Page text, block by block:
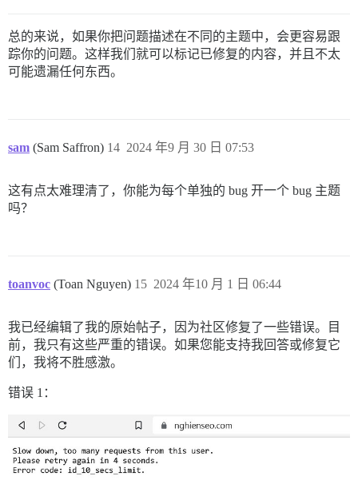
总的来说，如果你把问题描述在不同的主题中，会更容易跟
踪你的问题。这样我们就可以标记已修复的内容，并且不太
可能遗漏任何东西。
sam (Sam Saffron) 2024 年9 月 30 日 07:53
14
这有点太难理清了，你能为每个单独的 bug 开一个 bug 主题
吗？
toanvoc (Toan Nguyen) 2024 年10 月 1 日 06:44
15
我已经编辑了我的原始帖子，因为社区修复了一些错误。目
前，我只有这些严重的错误。如果您能支持我回答或修复它
们，我将不胜感激。
错误 1：